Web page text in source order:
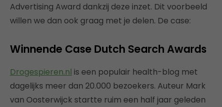
Advertising Award dankzij deze inzet. Dit voorbeeld
willen we dan ook graag met je delen. De case:
Winnende Case Dutch Search Awards
Drogespieren.nl is een populair health-blog met
dagelijks meer dan 20.000 bezoekers. Auteur Mark
van Oosterwijck startte ruim een half jaar geleden